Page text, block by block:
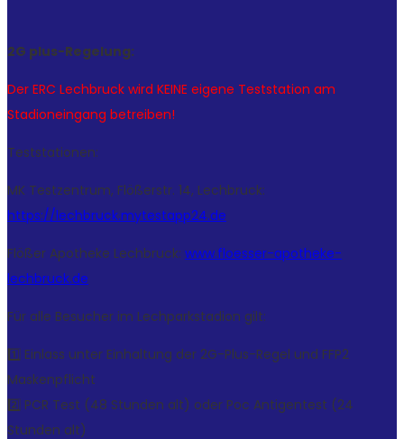
2G plus-Regelung:
Der ERC Lechbruck wird KEINE eigene Teststation am
Stadioneingang betreiben!
Teststationen:
MK Testzentrum, Flößerstr. 14, Lechbruck:
https://lechbruck.mytestapp24.de
Flößer Apotheke Lechbruck: www.floesser-apotheke-
lechbruck.de
Für alle Besucher im Lechparkstadion gilt:
1️⃣ Einlass unter Einhaltung der 2G-Plus-Regel und FFP2
Maskenpflicht
2️⃣ PCR Test (48 Stunden alt) oder Poc Antigentest (24
Stunden alt)